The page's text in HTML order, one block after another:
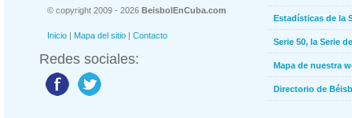
© copyright 2009 - 2026 BeisbolEnCuba.com
Inicio | Mapa del sitio | Contacto
Redes sociales:
Estadísticas de la
Serie 50, la Serie
Mapa de nuestra
Directorio de